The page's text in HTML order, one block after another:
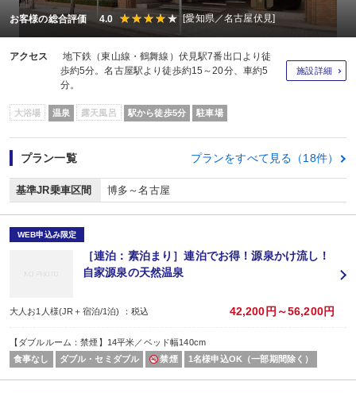
お客様の総合評価 4.0 [愛知県／名古屋伏見]
アクセス
地下鉄（東山線・鶴舞線）伏見駅7番出口より徒
歩約5分。名古屋駅より徒歩約15～20分、車約5
分。
施設詳細
大浴場 温泉 露天風呂 駅から徒歩5分 駐車場
プラン一覧 プランをすべて見る（18件）
基準JR乗車区間 博多～名古屋
WEB申込み限定
［連泊：素泊まり］連泊でお得！源泉かけ流し！
自家源泉の天然温泉
大人お1人様(JR＋宿泊/1泊) ：税込 42,200円～56,200円
【ダブルルーム：禁煙】14平米／ベッド幅140cm
食事なし
ダブル・セミダブル 禁煙 1名様申込OK（一部期間除く）